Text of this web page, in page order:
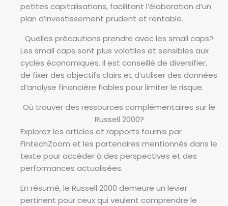
petites capitalisations, facilitant l’élaboration d’un
plan d’investissement prudent et rentable.
Quelles précautions prendre avec les small caps?
Les small caps sont plus volatiles et sensibles aux
cycles économiques. Il est conseillé de diversifier,
de fixer des objectifs clairs et d’utiliser des données
d’analyse financière fiables pour limiter le risque.
Où trouver des ressources complémentaires sur le
Russell 2000?
Explorez les articles et rapports fournis par
FintechZoom et les partenaires mentionnés dans le
texte pour accéder à des perspectives et des
performances actualisées.
En résumé, le Russell 2000 demeure un levier
pertinent pour ceux qui veulent comprendre le